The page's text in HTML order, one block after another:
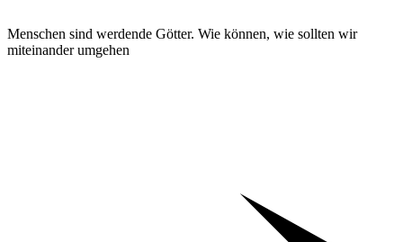
Menschen sind werdende Götter. Wie können, wie sollten wir
miteinander umgehen